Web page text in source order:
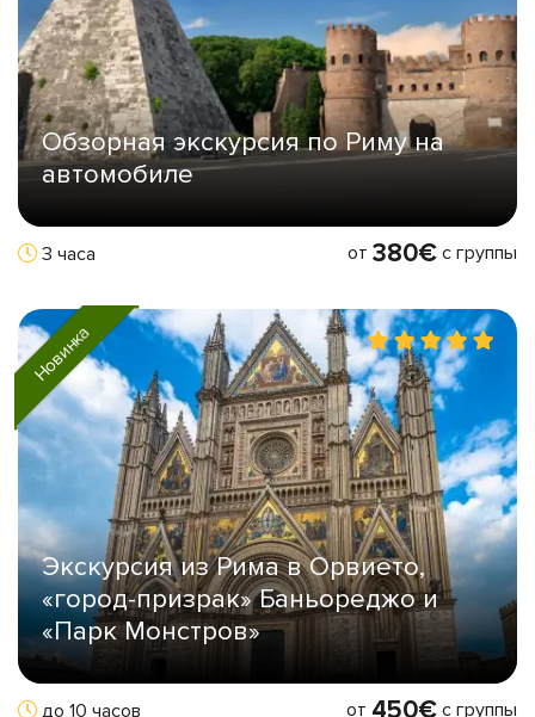
Обзорная экскурсия по Риму на
автомобиле
3 часа от 380€с группы
Новинка
Экскурсия из Рима в Орвието,
«город-призрак» Баньореджо и
«Парк Монстров»
до 10 часов от 450€с группы